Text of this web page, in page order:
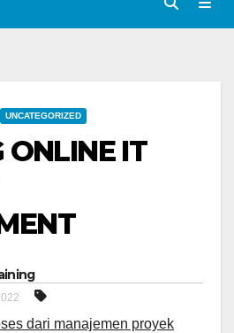
UNCATEGORIZED
ONLINE IT
dari manajemen proyek